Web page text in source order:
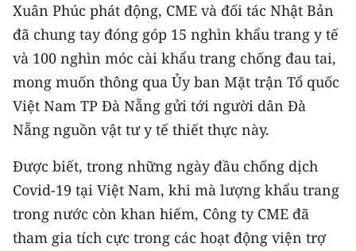
Media Thể thao
Media Giáo dục
Media Y tế
Media Khoa học - Công nghệ
Media Môi trường
Ảnh
Infographic
Xuân Phúc phát động, CME và đối tác Nhật Bản
đã chung tay đóng góp 15 nghìn khẩu trang y tế
và 100 nghìn móc cài khẩu trang chống đau tai,
mong muốn thông qua Ủy ban Mặt trận Tổ quốc
Việt Nam TP Đà Nẵng gửi tới người dân Đà
Nẵng nguồn vật tư y tế thiết thực này.
Được biết, trong những ngày đầu chống dịch
Covid-19 tại Việt Nam, khi mà lượng khẩu trang
trong nước còn khan hiếm, Công ty CME đã
tham gia tích cực trong các hoạt động viện trợ